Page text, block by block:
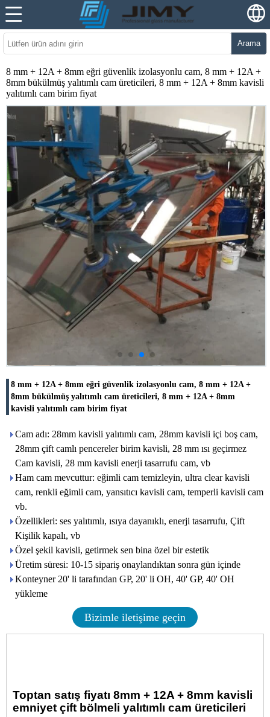
Arama
8 mm + 12A + 8mm eğri güvenlik izolasyonlu cam, 8 mm + 12A +
8mm bükülmüş yalıtımlı cam üreticileri, 8 mm + 12A + 8mm kavisli
yalıtımlı cam birim fiyat
8 mm + 12A + 8mm eğri güvenlik izolasyonlu cam, 8 mm + 12A +
8mm bükülmüş yalıtımlı cam üreticileri, 8 mm + 12A + 8mm
kavisli yalıtımlı cam birim fiyat
Cam adı: 28mm kavisli yalıtımlı cam, 28mm kavisli içi boş cam,
28mm çift camlı pencereler birim kavisli, 28 mm ısı geçirmez
Cam kavisli, 28 mm kavisli enerji tasarrufu cam, vb
Ham cam mevcuttur: eğimli cam temizleyin, ultra clear kavisli
cam, renkli eğimli cam, yansıtıcı kavisli cam, temperli kavisli cam
vb.
Özellikleri: ses yalıtımlı, ısıya dayanıklı, enerji tasarrufu, Çift
Kişilik kapalı, vb
Özel şekil kavisli, getirmek sen bina özel bir estetik
Üretim süresi: 10-15 sipariş onaylandıktan sonra gün içinde
Konteyner 20' li tarafından GP, 20' li OH, 40' GP, 40' OH
yükleme
Bizimle iletişime geçin
Toptan satış fiyatı 8mm + 12A + 8mm kavisli
emniyet çift bölmeli yalıtımlı cam üreticileri